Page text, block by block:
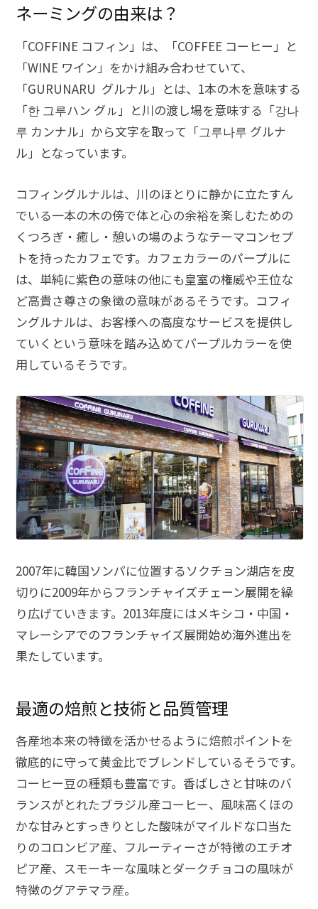
ネーミングの由来は？
「COFFINE コフィン」は、「COFFEE コーヒー」と
「WINE ワイン」をかけ組み合わせていて、
「GURUNARU グルナル」とは、1本の木を意味する
「한 그루ハン グㇽ」と川の渡し場を意味する「강나
루 カンナル」から文字を取って「그루나루 グルナ
ル」となっています。
コフィングルナルは、川のほとりに静かに立たすん
でいる一本の木の傍で体と心の余裕を楽しむための
くつろぎ・癒し・憩いの場のようなテーマコンセプ
トを持ったカフェです。カフェカラーのパープルに
は、単純に紫色の意味の他にも皇室の権威や王位な
ど高貴さ尊さの象徴の意味があるそうです。コフィ
ングルナルは、お客様への高度なサービスを提供し
ていくという意味を踏み込めてパープルカラーを使
用しているそうです。
2007年に韓国ソンパに位置するソクチョン湖店を皮
切りに2009年からフランチャイズチェーン展開を繰
り広げていきます。2013年度にはメキシコ・中国・
マレーシアでのフランチャイズ展開始め海外進出を
果たしています。
最適の焙煎と技術と品質管理
各産地本来の特徴を活かせるように焙煎ポイントを
徹底的に守って黄金比でブレンドしているそうです。
コーヒー豆の種類も豊富です。香ばしさと甘味のバ
ランスがとれたブラジル産コーヒー、風味高くほの
かな甘みとすっきりとした酸味がマイルドな口当た
りのコロンビア産、フルーティーさが特徴のエチオ
ピア産、スモーキーな風味とダークチョコの風味が
特徴のグアテマラ産。